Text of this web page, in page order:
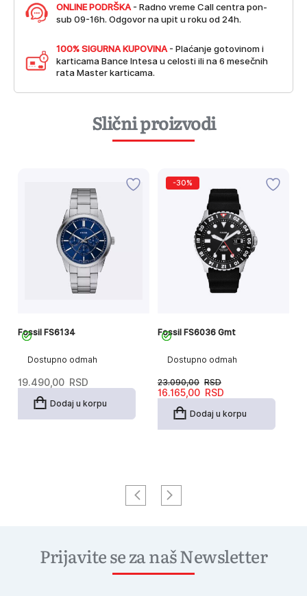
ONLINE PODRŠKA - Radno vreme Call centra pon-
sub 09-16h. Odgovor na upit u roku od 24h.
100% SIGURNA KUPOVINA - Plaćanje gotovinom i
karticama Bance Intesa u celosti ili na 6 mesečnih
rata Master karticama.
Slični proizvodi
Dostupno odmah
Fossil FS6134
19.490,00 RSD
Dodaj u korpu
-30%
Dostupno odmah
Fossil FS6036 Gmt
23.090,00 RSD
Originalna
16.165,00 RSD
Trenutna
Dodaj u korpu
Prijavite se za naš Newsletter